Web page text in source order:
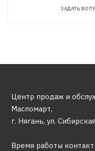
ЗАДАТЬ
Центр продаж и
Масломарт,
г. Нягань, ул.
Время работы